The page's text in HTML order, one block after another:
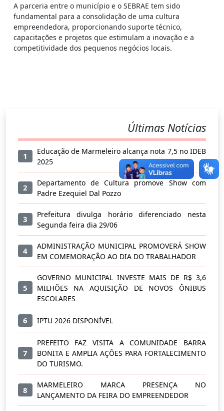
A parceria entre o município e o SEBRAE tem sido
fundamental para a consolidação de uma cultura
empreendedora, proporcionando suporte técnico,
capacitações e projetos que estimulam a inovação e a
competitividade dos pequenos negócios locais.
Últimas Notícias
1
Educação de Marmeleiro alcança nota 7,5 no IDEB
2025
2
Departamento de Cultura promove Show com
Padre Ezequiel Dal Pozzo
3
Prefeitura divulga horário diferenciado nesta
Segunda feira dia 29/06
4
ADMINISTRAÇÃO MUNICIPAL PROMOVERÁ SHOW
EM COMEMORAÇÃO AO DIA DO TRABALHADOR
5
GOVERNO MUNICIPAL INVESTE MAIS DE R$ 3,6
MILHÕES NA AQUISIÇÃO DE NOVOS ÔNIBUS
ESCOLARES
6 IPTU 2026 DISPONÍVEL
7
PREFEITO FAZ VISITA A COMUNIDADE BARRA
BONITA E AMPLIA AÇÕES PARA FORTALECIMENTO
DO TURISMO.
8
MARMELEIRO MARCA PRESENÇA NO
LANÇAMENTO DA FEIRA DO EMPREENDEDOR